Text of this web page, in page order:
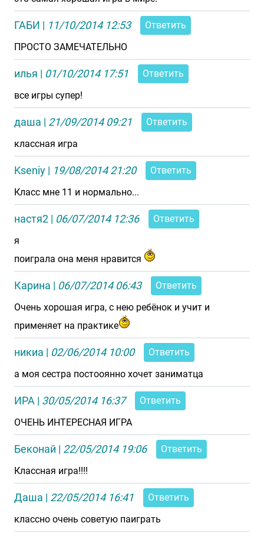
ГАБИ | 11/10/2014 12:53
Ответить
ПРОСТО ЗАМЕЧАТЕЛЬНО
илья | 01/10/2014 17:51
Ответить
все игры супер!
даша | 21/09/2014 09:21
Ответить
классная игра
Kseniy | 19/08/2014 21:20
Ответить
Класс мне 11 и нормально...
настя2 | 06/07/2014 12:36
Ответить
я
поиграла она меня нравится
Карина | 06/07/2014 06:43
Ответить
Очень хорошая игра, с нею ребёнок и учит и
применяет на практике
никиа | 02/06/2014 10:00
Ответить
а моя сестра постооянно хочет заниматца
ИРА | 30/05/2014 16:37
Ответить
ОЧЕНЬ ИНТЕРЕСНАЯ ИГРА
Беконай | 22/05/2014 19:06
Ответить
Классная игра!!!!
Даша | 22/05/2014 16:41
Ответить
классно очень советую паиграть